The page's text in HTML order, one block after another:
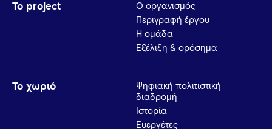
Το project
Ο οργανισμός
Περιγραφή έργου
Η ομάδα
Εξέλιξη & ορόσημα
Το χωριό
Ψηφιακή πολιτιστική
διαδρομή
Ιστορία
Ευεργέτες